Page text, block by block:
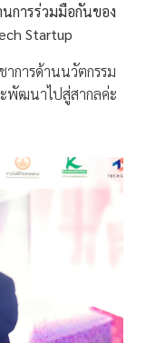
การร่วมมือกันของ
Startup
าการด้านนวัตกรรม
พัฒนาไปสู่สากลค่ะ